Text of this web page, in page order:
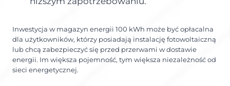
Inwestycja w magazyn energii 100 kWh może być opłacalna
dla użytkowników, którzy posiadają instalację fotowoltaiczną
lub chcą zabezpieczyć się przed przerwami w dostawie
energii. Im większa pojemność, tym większa niezależność od
sieci energetycznej.